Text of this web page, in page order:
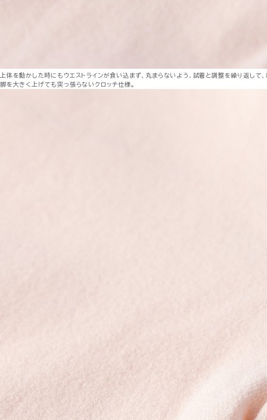
上体を動かした時にもウエストラインが食い込まず、丸まらないよう、試着と調整を繰り返して
脚を大きく上げても突っ張らないクロッチ仕様。